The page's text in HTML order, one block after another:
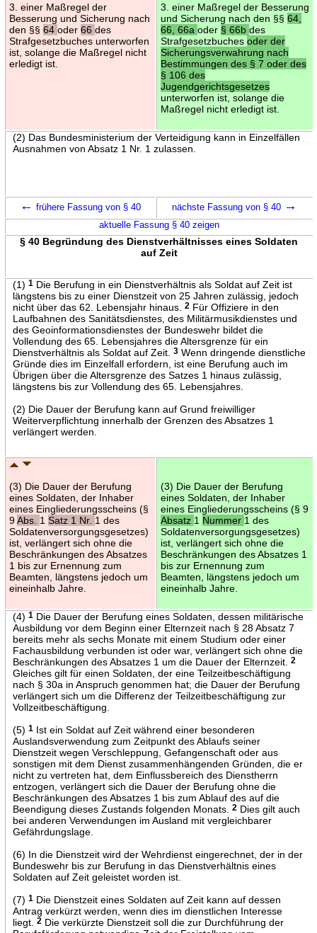
3. einer Maßregel der
Besserung und Sicherung nach
den §§ 64 oder 66 des
Strafgesetzbuches unterworfen
ist, solange die Maßregel nicht
erledigt ist.
3. einer Maßregel der Besserung
und Sicherung nach den §§ 64,
66, 66a oder § 66b des
Strafgesetzbuches oder der
Sicherungsverwahrung nach
Bestimmungen des § 7 oder des
§ 106 des
Jugendgerichtsgesetzes
unterworfen ist, solange die
Maßregel nicht erledigt ist.
(2) Das Bundesministerium der Verteidigung kann in Einzelfällen
Ausnahmen von Absatz 1 Nr. 1 zulassen.
← frühere Fassung von § 40 nächste Fassung von § 40 →
aktuelle Fassung § 40 zeigen
§ 40 Begründung des Dienstverhältnisses eines Soldaten
auf Zeit
(1) 1Die Berufung in ein Dienstverhältnis als Soldat auf Zeit ist
längstens bis zu einer Dienstzeit von 25 Jahren zulässig, jedoch
nicht über das 62. Lebensjahr hinaus.
2Für Offiziere in den
Laufbahnen des Sanitätsdienstes, des Militärmusikdienstes und
des Geoinformationsdienstes der Bundeswehr bildet die
Vollendung des 65. Lebensjahres die Altersgrenze für ein
Dienstverhältnis als Soldat auf Zeit.
3Wenn dringende dienstliche
Gründe dies im Einzelfall erfordern, ist eine Berufung auch im
Übrigen über die Altersgrenze des Satzes 1 hinaus zulässig,
längstens bis zur Vollendung des 65. Lebensjahres.
(2) Die Dauer der Berufung kann auf Grund freiwilliger
Weiterverpflichtung innerhalb der Grenzen des Absatzes 1
verlängert werden.
(3) Die Dauer der Berufung
eines Soldaten, der Inhaber
eines Eingliederungsscheins (§
9Abs. 1 Satz 1 Nr. 1 des
Soldatenversorgungsgesetzes)
ist, verlängert sich ohne die
Beschränkungen des Absatzes
1 bis zur Ernennung zum
Beamten, längstens jedoch um
eineinhalb Jahre.
(3) Die Dauer der Berufung
eines Soldaten, der Inhaber
eines Eingliederungsscheins (§ 9
Absatz 1 Nummer 1 des
Soldatenversorgungsgesetzes)
ist, verlängert sich ohne die
Beschränkungen des Absatzes 1
bis zur Ernennung zum
Beamten, längstens jedoch um
eineinhalb Jahre.
(4) 1Die Dauer der Berufung eines Soldaten, dessen militärische
Ausbildung vor dem Beginn einer Elternzeit nach § 28 Absatz 7
bereits mehr als sechs Monate mit einem Studium oder einer
Fachausbildung verbunden ist oder war, verlängert sich ohne die
Beschränkungen des Absatzes 1 um die Dauer der Elternzeit.
2
Gleiches gilt für einen Soldaten, der eine Teilzeitbeschäftigung
nach § 30a in Anspruch genommen hat; die Dauer der Berufung
verlängert sich um die Differenz der Teilzeitbeschäftigung zur
Vollzeitbeschäftigung.
(5) 1Ist ein Soldat auf Zeit während einer besonderen
Auslandsverwendung zum Zeitpunkt des Ablaufs seiner
Dienstzeit wegen Verschleppung, Gefangenschaft oder aus
sonstigen mit dem Dienst zusammenhängenden Gründen, die er
nicht zu vertreten hat, dem Einflussbereich des Dienstherrn
entzogen, verlängert sich die Dauer der Berufung ohne die
Beschränkungen des Absatzes 1 bis zum Ablauf des auf die
Beendigung dieses Zustands folgenden Monats.
2Dies gilt auch
bei anderen Verwendungen im Ausland mit vergleichbarer
Gefährdungslage.
(6) In die Dienstzeit wird der Wehrdienst eingerechnet, der in der
Bundeswehr bis zur Berufung in das Dienstverhältnis eines
Soldaten auf Zeit geleistet worden ist.
(7) 1Die Dienstzeit eines Soldaten auf Zeit kann auf dessen
Antrag verkürzt werden, wenn dies im dienstlichen Interesse
liegt.
2Die verkürzte Dienstzeit soll die zur Durchführung der